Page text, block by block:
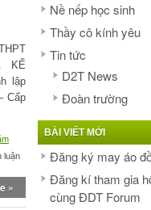
KẾ
lập
Cấp
luận
»
Nề nếp học sinh
Thầy cô kính yêu
Tin tức
D2T News
Đoàn trường
BÀI VIẾT MỚI
Đăng ký may áo
Đăng kí tham gia
cùng ĐDT Forum